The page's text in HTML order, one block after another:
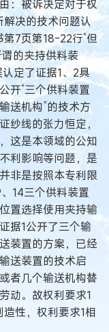
：被诉决定对于权
解决的技术问题认
7页第18-22行“但
的夹持供料装
定了证据1、2具
开“三个供料装置
送机构”的技术方
纱线的张力恒定，
这是本领域的公知
利影响等问题，是
非是按照本专利限
14三个供料装置
置选择使用夹持输
据1公开了三个输
装置的方案，已经
送装置的技术启
者几个输送机构替
动。故权利要求1
性，权利要求1相